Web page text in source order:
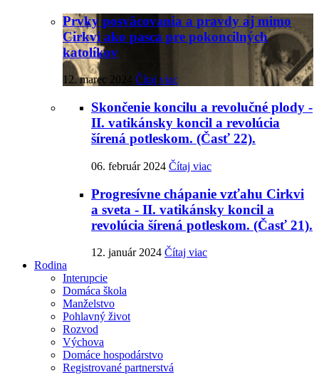
Prvky posväcovania a pravdy aj mimo
Cirkvi ako pasca pre pokoncilných
katolíkov
12. marec 2024 Čítaj viac
Skončenie koncilu a revolučné plody -
II. vatikánsky koncil a revolúcia
šírená potleskom. (Časť 22).
06. február 2024 Čítaj viac
Progresívne chápanie vzťahu Cirkvi
a sveta - II. vatikánsky koncil a
revolúcia šírená potleskom. (Časť 21).
12. január 2024 Čítaj viac
Rodina
Interupcie
Domáca škola
Manželstvo
Pohlavný život
Rozvod
Výchova
Domáce hospodárstvo
Registrované partnerstvá